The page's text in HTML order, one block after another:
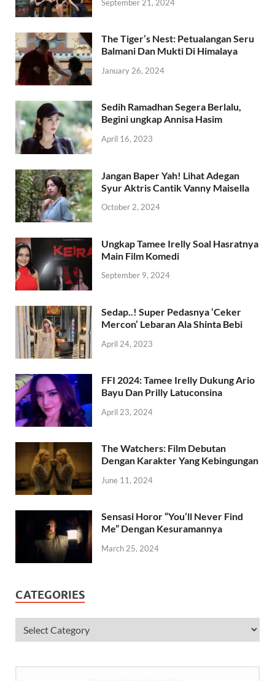
September 21, 2024
The Tiger’s Nest: Petualangan Seru
Balmani Dan Mukti Di Himalaya
January 26, 2024
Sedih Ramadhan Segera Berlalu,
Begini ungkap Annisa Hasim
April 16, 2023
Jangan Baper Yah! Lihat Adegan
Syur Aktris Cantik Vanny Maisella
October 2, 2024
Ungkap Tamee Irelly Soal Hasratnya
Main Film Komedi
September 9, 2024
Sedap..! Super Pedasnya ‘Ceker
Mercon’ Lebaran Ala Shinta Bebi
April 24, 2023
FFI 2024: Tamee Irelly Dukung Ario
Bayu Dan Prilly Latuconsina
April 23, 2024
The Watchers: Film Debutan
Dengan Karakter Yang Kebingungan
June 11, 2024
Sensasi Horor “You’ll Never Find
Me” Dengan Kesuramannya
March 25, 2024
CATEGORIES